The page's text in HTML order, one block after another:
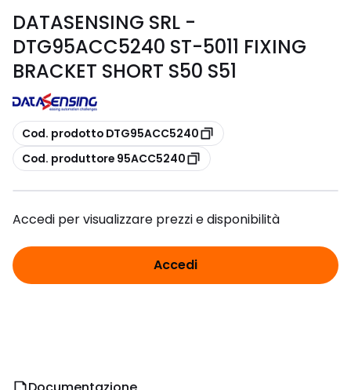
DATASENSING SRL -
DTG95ACC5240 ST-5011 FIXING
BRACKET SHORT S50 S51
copia
Cod. prodotto DTG95ACC5240
copia
Cod. produttore 95ACC5240
Accedi per visualizzare prezzi e disponibilità
Accedi